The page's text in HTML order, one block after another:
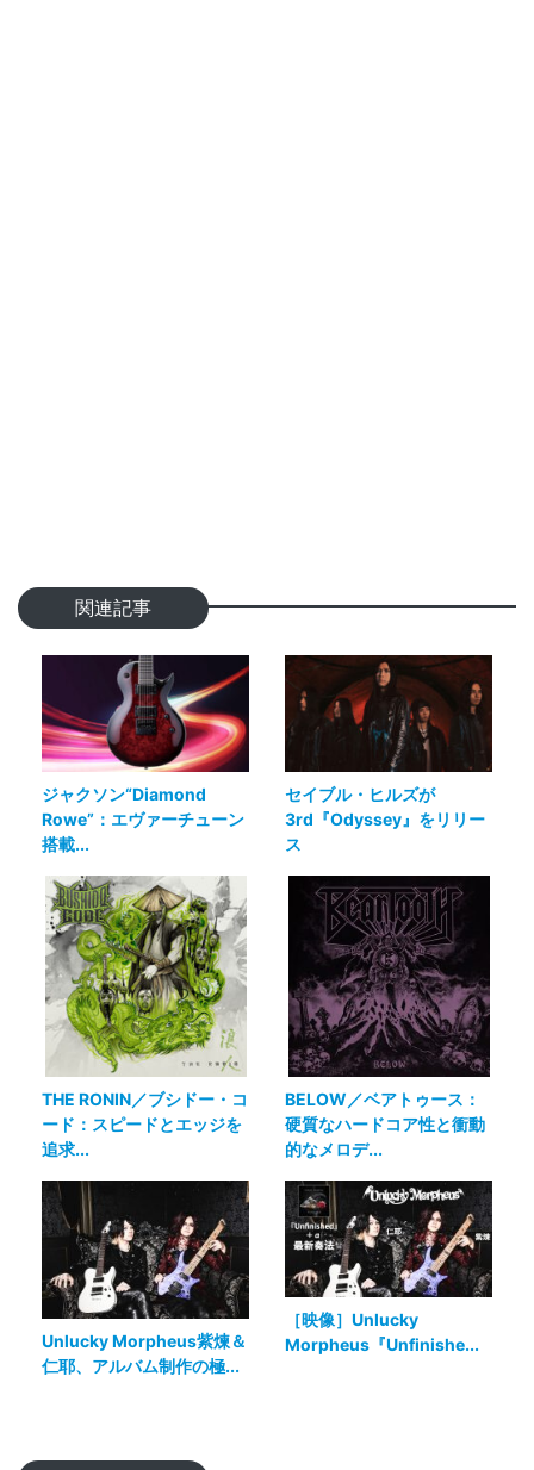
関連記事
ジャクソン“Diamond
Rowe”：エヴァーチューン
搭載...
セイブル・ヒルズが
3rd『Odyssey』をリリー
ス
THE RONIN／ブシドー・コ
ード：スピードとエッジを
追求...
BELOW／ベアトゥース：
硬質なハードコア性と衝動
的なメロデ...
Unlucky Morpheus紫煉＆
仁耶、アルバム制作の極...
［映像］Unlucky
Morpheus『Unfinishe...